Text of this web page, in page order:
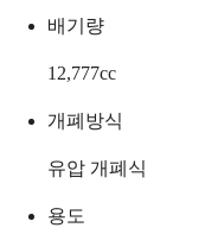
배기량
12,777cc
개폐방식
유압 개폐식
용도